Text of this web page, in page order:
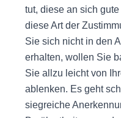
tut, diese an sich
diese Art der
Sie sich nicht in den
erhalten, wollen Sie
Sie allzu leicht von
ablenken. Es geht
siegreiche